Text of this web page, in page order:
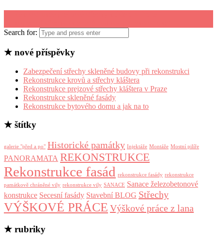
Search for:
★ nové příspěvky
Zabezpečení střechy skleněné budovy při rekonstrukci
Rekonstrukce krovů a střechy kláštera
Rekonstrukce prejzové střechy kláštera v Praze
Rekonstrukce skleněné fasády
Rekonstrukce bytového domu a jak na to
★ štítky
galerie "před a po" Historické památky Injektáže Montáže Mostní pilíře
PANORAMATA REKONSTRUKCE
Rekonstrukce fasád rekonstrukce fasády rekonstrukce
památkově chráněné vily rekonstrukce vily SANACE Sanace železobetonové
konstrukce Secesní fasády Stavební BLOG Střechy
VÝŠKOVÉ PRÁCE Výškové práce z lana
★ rubriky